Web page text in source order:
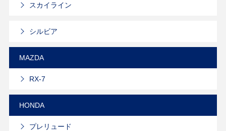
スカイライン
シルビア
MAZDA
RX-7
HONDA
プレリュード